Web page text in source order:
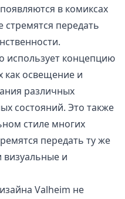
в комиксах
стремятся передать
использует концепцию
как освещение и
различных
состояний. Это также
стиле многих
передать ту же
визуальные и
Valheim не